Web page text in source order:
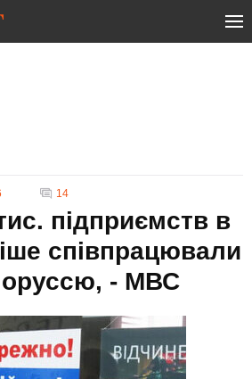
14
підприємств в
співпрацювали
- МВС